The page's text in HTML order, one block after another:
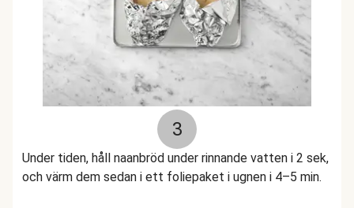
3
Under tiden, håll naanbröd under rinnande vatten i 2 sek,
och värm dem sedan i ett foliepaket i ugnen i 4–5 min.